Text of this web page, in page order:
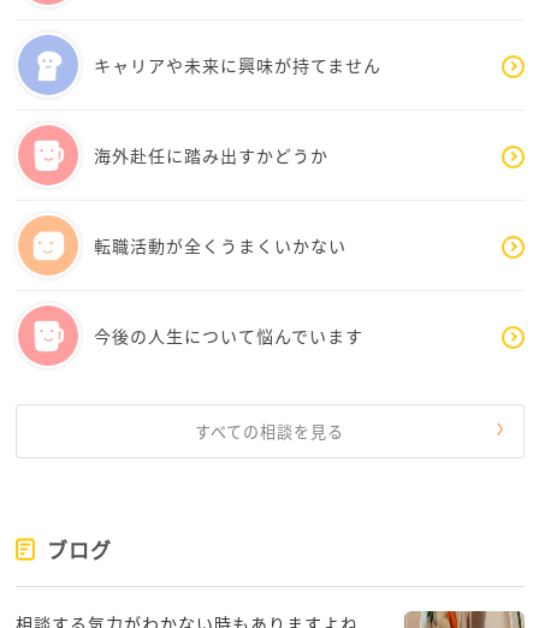
キャリアや未来に興味が持てません
海外赴任に踏み出すかどうか
転職活動が全くうまくいかない
今後の人生について悩んでいます
すべての相談を見る
ブログ
相談する気力がわかない時もありますよね